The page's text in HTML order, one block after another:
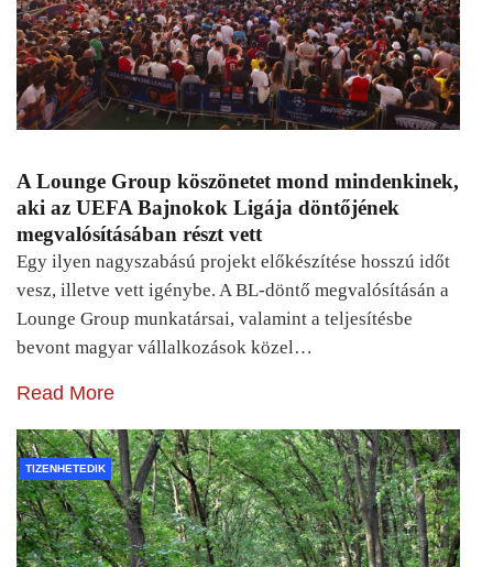
A Lounge Group köszönetet mond mindenkinek,
aki az UEFA Bajnokok Ligája döntőjének
megvalósításában részt vett
Egy ilyen nagyszabású projekt előkészítése hosszú időt
vesz, illetve vett igénybe. A BL-döntő megvalósításán a
Lounge Group munkatársai, valamint a teljesítésbe
bevont magyar vállalkozások közel…
Read More
TIZENHETEDIK